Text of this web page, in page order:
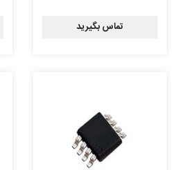
تماس بگیرید